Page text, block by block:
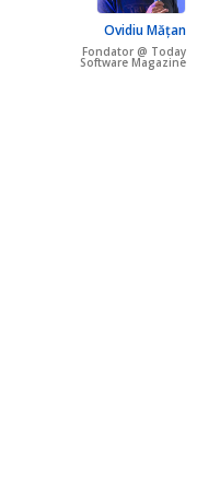
Ovidiu Mățan
Fondator @ Today
Software Magazine